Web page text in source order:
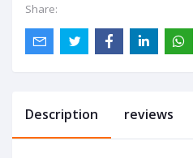
Share:
Description reviews